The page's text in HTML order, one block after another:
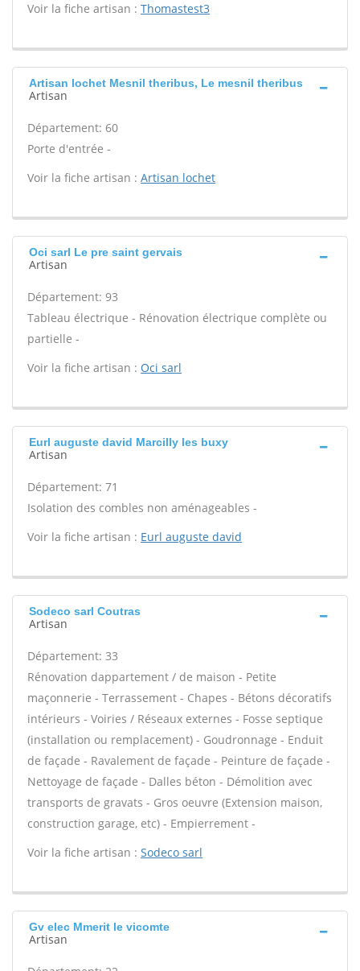
Voir la fiche artisan : Thomastest3
Artisan lochet Mesnil theribus, Le mesnil theribus
Artisan
Département: 60
Porte d'entrée -
Voir la fiche artisan : Artisan lochet
Oci sarl Le pre saint gervais
Artisan
Département: 93
Tableau électrique - Rénovation électrique complète ou
partielle -
Voir la fiche artisan : Oci sarl
Eurl auguste david Marcilly les buxy
Artisan
Département: 71
Isolation des combles non aménageables -
Voir la fiche artisan : Eurl auguste david
Sodeco sarl Coutras
Artisan
Département: 33
Rénovation dappartement / de maison - Petite
maçonnerie - Terrassement - Chapes - Bétons décoratifs
intérieurs - Voiries / Réseaux externes - Fosse septique
(installation ou remplacement) - Goudronnage - Enduit
de façade - Ravalement de façade - Peinture de façade -
Nettoyage de façade - Dalles béton - Démolition avec
transports de gravats - Gros oeuvre (Extension maison,
construction garage, etc) - Empierrement -
Voir la fiche artisan : Sodeco sarl
Gv elec Mmerit le vicomte
Artisan